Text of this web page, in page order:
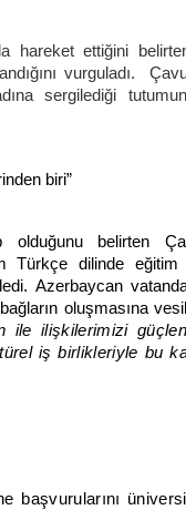
hareket ettiğini
vurguladı.
sergilediği
biri”
belirten
Türkçe dilinde
Azerbaycan
oluşmasına
ile ilişkilerimizi
iş birlikleriyle bu
başvurularını